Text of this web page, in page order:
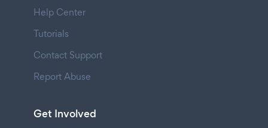
Help Center
Tutorials
Contact Support
Report Abuse
Get Involved